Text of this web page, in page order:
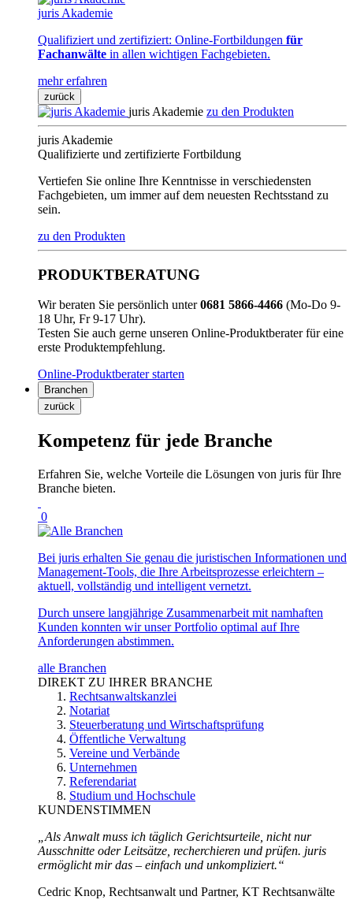
juris Akademie
Qualifiziert und zertifiziert: Online-Fortbildungen für
Fachanwälte in allen wichtigen Fachgebieten.
mehr erfahren
zurück
juris Akademie zu den Produkten
juris Akademie
Qualifizierte und zertifizierte Fortbildung
Vertiefen Sie online Ihre Kenntnisse in verschiedensten
Fachgebieten, um immer auf dem neuesten Rechtsstand zu
sein.
zu den Produkten
PRODUKTBERATUNG
Wir beraten Sie persönlich unter0681 5866-4466 (Mo-Do 9-
18 Uhr, Fr 9-17 Uhr).
Testen Sie auch gerne unseren Online-Produktberater für eine
erste Produktempfehlung.
Online-Produktberater starten
Branchen
zurück
Kompetenz für jede Branche
Erfahren Sie, welche Vorteile die Lösungen von juris für Ihre
Branche bieten.
0
Bei juris erhalten Sie genau die juristischen Informationen und
Management-Tools, die Ihre Arbeitsprozesse erleichtern –
aktuell, vollständig und intelligent vernetzt.
Durch unsere langjährige Zusammenarbeit mit namhaften
Kunden konnten wir unser Portfolio optimal auf Ihre
Anforderungen abstimmen.
alle Branchen
DIREKT ZU IHRER BRANCHE
Rechtsanwaltskanzlei
Notariat
Steuerberatung und Wirtschaftsprüfung
Öffentliche Verwaltung
Vereine und Verbände
Unternehmen
Referendariat
Studium und Hochschule
KUNDENSTIMMEN
„Als Anwalt muss ich täglich Gerichtsurteile, nicht nur
Ausschnitte oder Leitsätze, recherchieren und prüfen. juris
ermöglicht mir das – einfach und unkompliziert.“
Cedric Knop, Rechtsanwalt und Partner, KT Rechtsanwälte